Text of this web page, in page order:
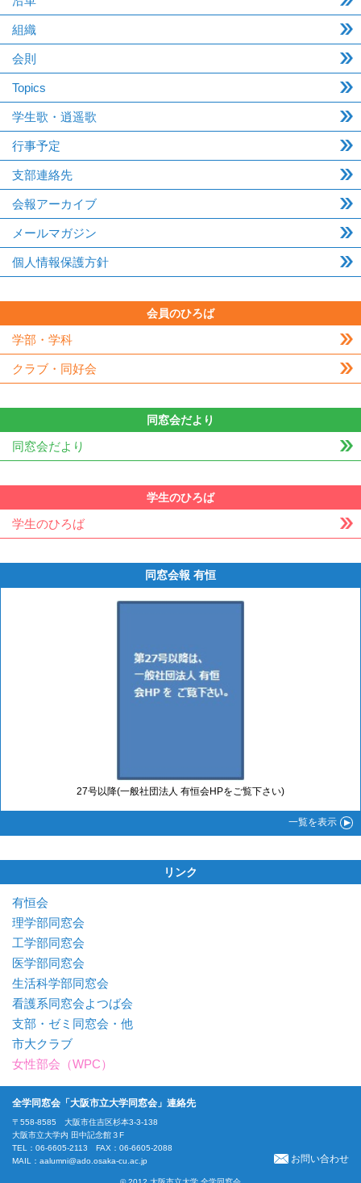
組織
会則
Topics
学生歌・逍遥歌
行事予定
支部連絡先
会報アーカイブ
メールマガジン
個人情報保護方針
会員のひろば
学部・学科
クラブ・同好会
同窓会だより
同窓会だより
学生のひろば
学生のひろば
同窓会報 有恒
27号以降(一般社団法人 有恒会HPをご覧下さい)
一覧を表示
リンク
有恒会
理学部同窓会
工学部同窓会
医学部同窓会
生活科学部同窓会
看護系同窓会よつば会
支部・ゼミ同窓会・他
市大クラブ
女性部会（WPC）
全学同窓会「大阪市立大学同窓会」連絡先
〒558-8585 大阪市住吉区杉本3-3-138
大阪市立大学内 田中記念館３F
TEL：06-6605-2113 FAX：06-6605-2088
MAIL： aalumni@ado.osaka-cu.ac.jp お問い合わせ